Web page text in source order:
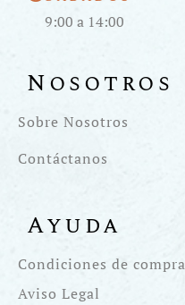
9:00 a 14:00
Nosotros
Sobre Nosotros
Contáctanos
Ayuda
Condiciones de compra
Aviso Legal